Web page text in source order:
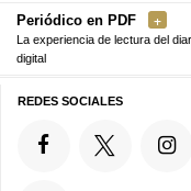
Periódico en PDF
La experiencia de lectura del
digital
REDES SOCIALES